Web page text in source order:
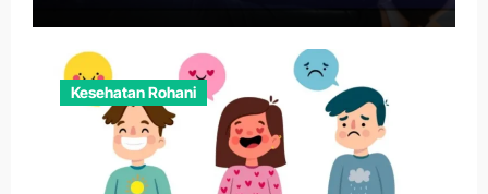
Kesehatan Rohani